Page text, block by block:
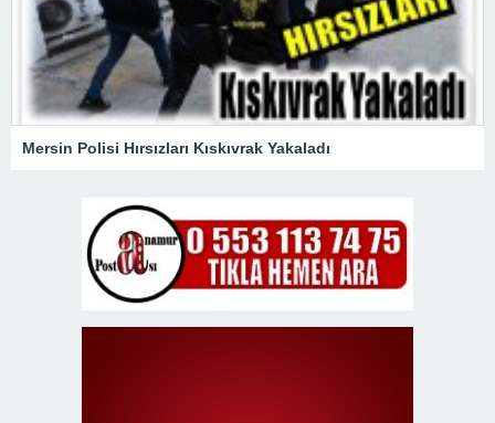
Mersin Polisi Hırsızları Kıskıvrak Yakaladı